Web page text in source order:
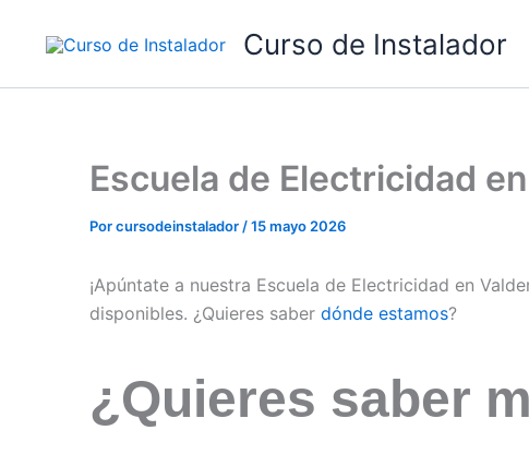
Curso de Instalador
Escuela de Electricidad
Porcursodeinstalador /15 mayo 2026
¡Apúntate a nuestra Escuela de Electricidad en
disponibles. ¿Quieres saber dónde estamos?
¿Quieres saber